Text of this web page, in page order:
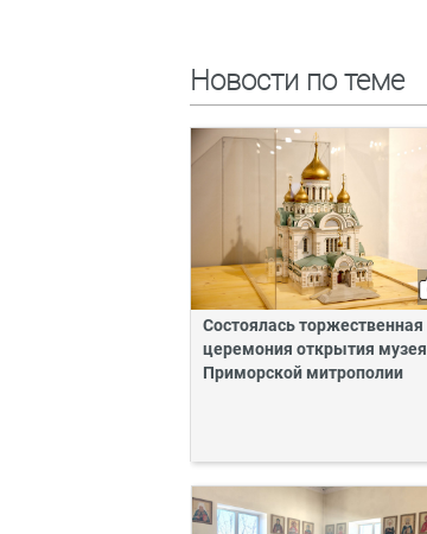
Новости по теме
Состоялась торжественная
церемония открытия музея
Приморской митрополии